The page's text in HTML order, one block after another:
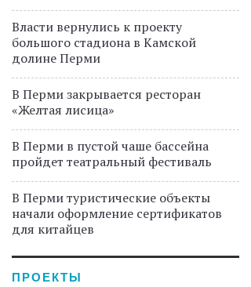
Власти вернулись к проекту
большого стадиона в Камской
долине Перми
В Перми закрывается ресторан
«Желтая лисица»
В Перми в пустой чаше бассейна
пройдет театральный фестиваль
В Перми туристические объекты
начали оформление сертификатов
для китайцев
ПРОЕКТЫ